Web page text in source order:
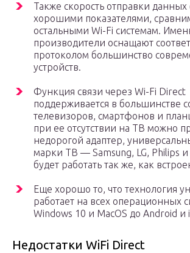
Также скорость отправки данных
хорошими показателями,
остальными Wi-Fi системам.
производители оснащают
протоколом большинство
устройств.
Функция связи через Wi-Fi Direct
поддерживается в большинстве
телевизоров, смартфонов и
при ее отсутствии на ТВ можно
недорогой адаптер,
марки ТВ — Samsung, LG, Philips
будет работать так же, как
Еще хорошо то, что технология
работает на всех операционных
Windows 10 и MacOS до Android и
Недостатки WiFi Direct